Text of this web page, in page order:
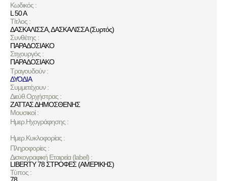
Κωδικός :
L 50 A
Τίτλος :
ΔΑΣΚΑΛΙΣΣΑ, ΔΑΣΚΑΛΙΣΣΑ (Συρτός)
Συνθέτης :
ΠΑΡΑΔΟΣΙΑΚΟ
Στιχουργός :
ΠΑΡΑΔΟΣΙΑΚΟ
Τραγουδούν :
ΔΥΟΔΙΑ
Συμμετέχουν :
Διεύθ.Ορχήστρας :
ΖΑΤΤΑΣ ΔΗΜΟΣΘΕΝΗΣ
Μουσικοί :
Ημερ.Ηχογράφησης :
Ημερ.Κυκλοφορίας :
Πληροφορίες :
Δισκογραφική Εταιρεία (label) :
LIBERTY 78 ΣΤΡΟΦΕΣ (ΑΜΕΡΙΚΗΣ)
Τύπος :